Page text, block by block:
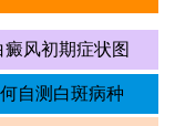
癜风初期症状图
自测白斑病种